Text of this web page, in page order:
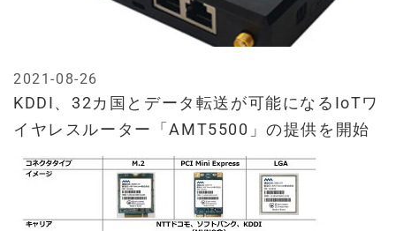
KDDI、32カ国とデータ転送が可能になるIoTワ
イヤレスルーター「AMT5500」の提供を開始
2021-08-26